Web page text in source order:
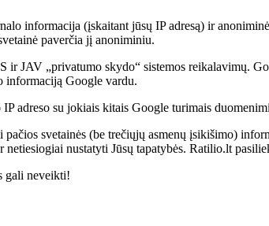
informacija (įskaitant jūsų IP adresą) ir
paverčia jį anoniminiu.
JAV „privatumo skydo“ sistemos reikalavimų.
informaciją Google vardu.
adreso su jokiais kitais Google turimais
svetainės (be trečiųjų asmenų įsikišimo)
nustatyti Jūsų tapatybės. Ratilio.lt
gali neveikti!